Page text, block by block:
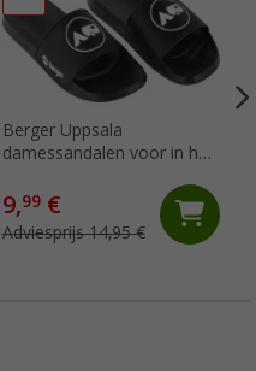
Berger Uppsala
damessandalen voor in het
9,99€
Adviesprijs 14,95 €